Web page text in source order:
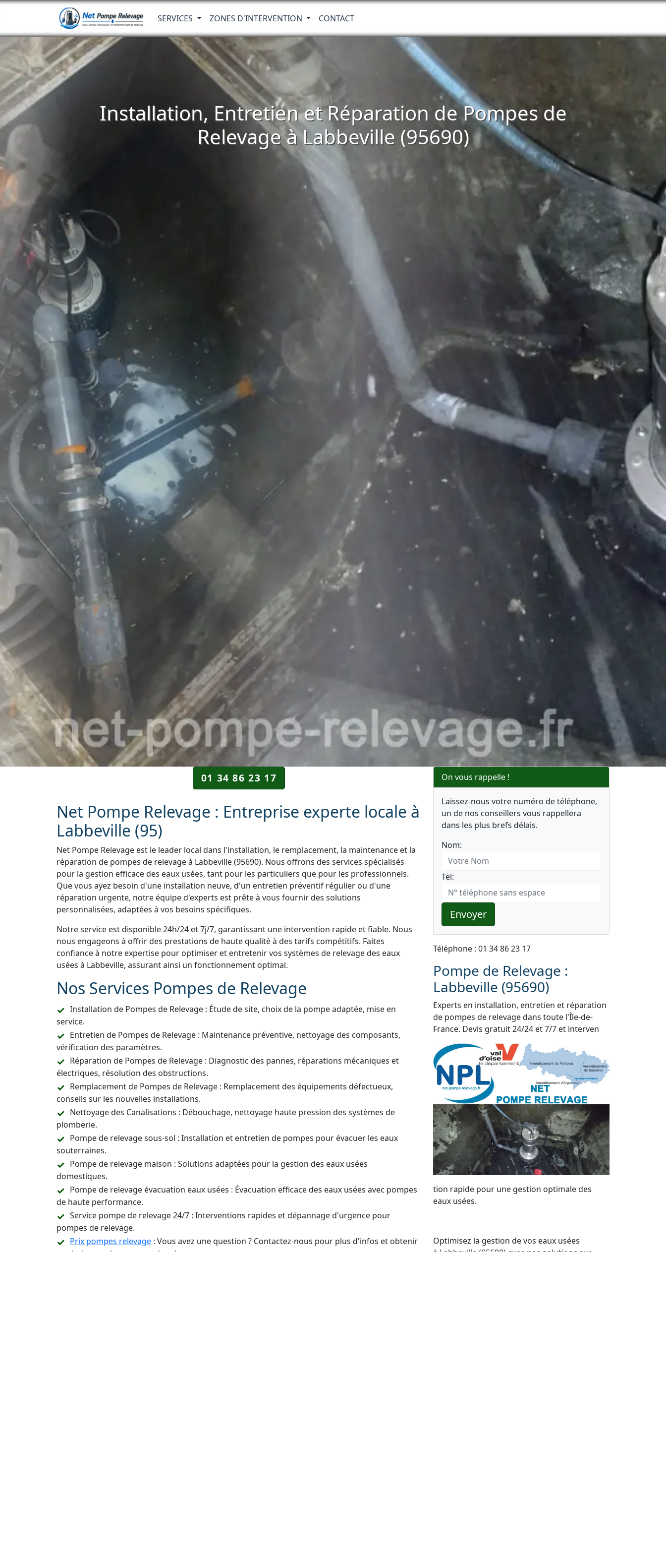
SERVICES ZONES D'INTERVENTION CONTACT
Installation, Entretien et Réparation de Pompes de
Relevage à Labbeville (95690)
01 34 86 23 17
Net Pompe Relevage : Entreprise experte locale à
Labbeville (95)
Net Pompe Relevage est le leader local dans l'installation, le remplacement, la maintenance et la
réparation de pompes de relevage à Labbeville (95690). Nous offrons des services spécialisés
pour la gestion efficace des eaux usées, tant pour les particuliers que pour les professionnels.
Que vous ayez besoin d'une installation neuve, d'un entretien préventif régulier ou d'une
réparation urgente, notre équipe d'experts est prête à vous fournir des solutions
personnalisées, adaptées à vos besoins spécifiques.
Notre service est disponible 24h/24 et 7j/7, garantissant une intervention rapide et fiable. Nous
nous engageons à offrir des prestations de haute qualité à des tarifs compétitifs. Faites
confiance à notre expertise pour optimiser et entretenir vos systèmes de relevage des eaux
usées à Labbeville, assurant ainsi un fonctionnement optimal.
Nos Services Pompes de Relevage
Installation de Pompes de Relevage : Étude de site, choix de la pompe adaptée, mise en
service.
Entretien de Pompes de Relevage : Maintenance préventive, nettoyage des composants,
vérification des paramètres.
Réparation de Pompes de Relevage : Diagnostic des pannes, réparations mécaniques et
électriques, résolution des obstructions.
Remplacement de Pompes de Relevage : Remplacement des équipements défectueux,
conseils sur les nouvelles installations.
Nettoyage des Canalisations : Débouchage, nettoyage haute pression des systèmes de
plomberie.
Pompe de relevage sous-sol : Installation et entretien de pompes pour évacuer les eaux
souterraines.
Pompe de relevage maison : Solutions adaptées pour la gestion des eaux usées
domestiques.
Pompe de relevage évacuation eaux usées : Évacuation efficace des eaux usées avec pompes
de haute performance.
Service pompe de relevage 24/7 : Interventions rapides et dépannage d'urgence pour
pompes de relevage.
Prix pompes relevage : Vous avez une question ? Contactez-nous pour plus d'infos et obtenir
un devis pour les pompes de relevage.
On vous rappelle !
Laissez-nous votre numéro de téléphone,
un de nos conseillers vous rappellera
dans les plus brefs délais.
Nom:
Tel:
Envoyer
Téléphone : 01 34 86 23 17
Pompe de Relevage :
Labbeville (95690)
Experts en installation, entretien et réparation
de pompes de relevage dans toute l'Île-de-
France. Devis gratuit 24/24 et 7/7 et interven
tion rapide pour une gestion optimale des
eaux usées.
Optimisez la gestion de vos eaux usées
à Labbeville (95690) avec nos solutions sur